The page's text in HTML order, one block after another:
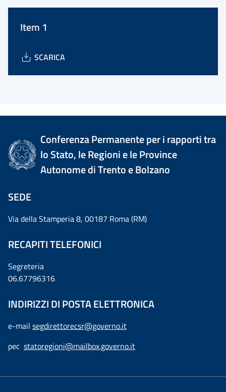
Item 1
SCARICA
Conferenza Permanente per i rapporti tra
lo Stato, le Regioni e le Province
Autonome di Trento e Bolzano
SEDE
Via della Stamperia 8, 00187 Roma (RM)
RECAPITI TELEFONICI
Segreteria
06.67796316
INDIRIZZI DI POSTA ELETTRONICA
e-mail segdirettorecsr@governo.it
pec statoregioni@mailbox.governo.it